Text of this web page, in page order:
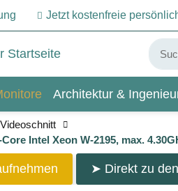
Jetzt kostenfreie
Architektur &
Intel Xeon W-2195, max.
➤ Direkt zu